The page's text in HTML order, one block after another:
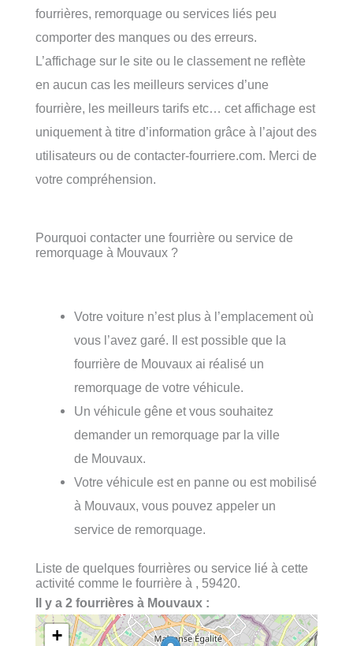
fourrières, remorquage ou services liés peu
comporter des manques ou des erreurs.
L’affichage sur le site ou le classement ne reflète
en aucun cas les meilleurs services d’une
fourrière, les meilleurs tarifs etc… cet affichage est
uniquement à titre d’information grâce à l’ajout des
utilisateurs ou de contacter-fourriere.com. Merci de
votre compréhension.
Pourquoi contacter une fourrière ou service de
remorquage à Mouvaux ?
Votre voiture n’est plus à l’emplacement où
vous l’avez garé. Il est possible que la
fourrière de Mouvaux ai réalisé un
remorquage de votre véhicule.
Un véhicule gêne et vous souhaitez
demander un remorquage par la ville
de Mouvaux.
Votre véhicule est en panne ou est mobilisé
à Mouvaux, vous pouvez appeler un
service de remorquage.
Liste de quelques fourrières ou service lié à cette
activité comme le fourrière à , 59420.
Il y a 2 fourrières à Mouvaux :
+